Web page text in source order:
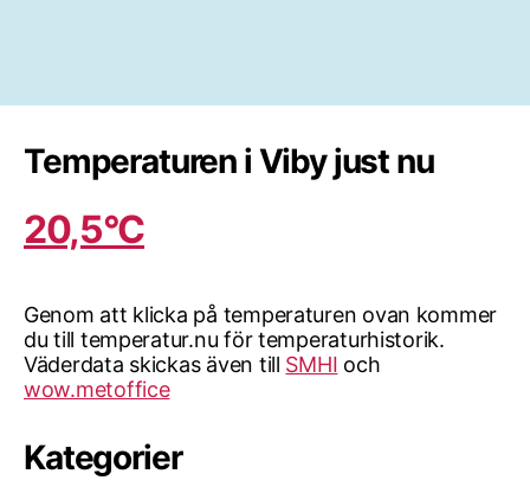
Temperaturen i Viby just nu
20,5°C
Genom att klicka på temperaturen ovan kommer
du till temperatur.nu för temperaturhistorik.
Väderdata skickas även till SMHI och
wow.metoffice
Kategorier